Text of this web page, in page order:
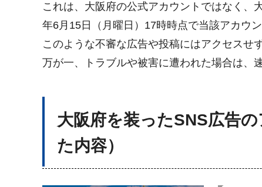
これは、大阪府の公式アカウントではなく、
年6月15日（月曜日）17時時点で当該アカウ
このような不審な広告や投稿にはアクセスせ
万が一、トラブルや被害に遭われた場合は、
大阪府を装ったSNS広告
た内容）